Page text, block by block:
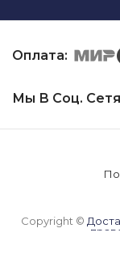
Оплата:
Мы В Соц.
Copyright ©